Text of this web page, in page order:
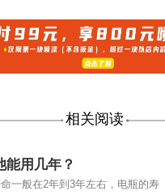
相关阅读
能用几年？
一般在2年到3年左右，电瓶的寿